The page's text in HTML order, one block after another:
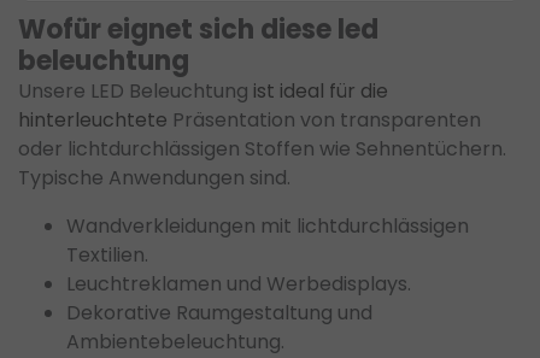
Wofür eignet sich diese led
beleuchtung
Unsere LED Beleuchtung ist ideal für die
hinterleuchtete Präsentation von transparenten
oder lichtdurchlässigen Stoffen wie Sehnentüchern.
Typische Anwendungen sind.
Wandverkleidungen mit lichtdurchlässigen
Textilien.
Leuchtreklamen und Werbedisplays.
Dekorative Raumgestaltung und
Ambientebeleuchtung.